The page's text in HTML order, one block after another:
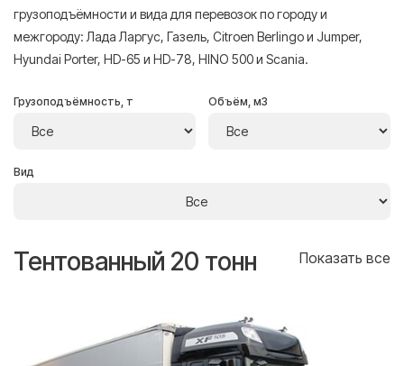
грузоподъёмности и вида для перевозок по городу и
межгороду: Лада Ларгус, Газель, Citroen Berlingo и Jumper,
Hyundai Porter, HD-65 и HD-78, HINO 500 и Scania.
Грузоподъёмность, т Объём, м3
Вид
Тентованный 20 тонн Показать все